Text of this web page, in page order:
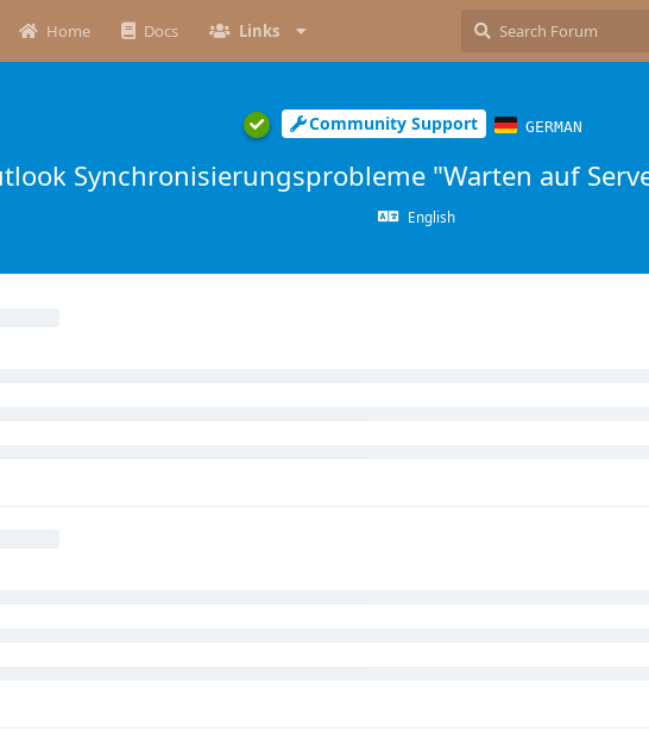
Home Docs Links
Community Support GERMAN
Synchronisierungsprobleme "Warten auf
English